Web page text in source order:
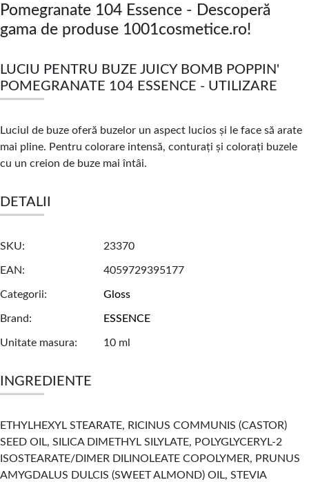
Pomegranate 104 Essence - Descoperă
gama de produse 1001cosmetice.ro!
LUCIU PENTRU BUZE JUICY BOMB POPPIN'
POMEGRANATE 104 ESSENCE - UTILIZARE
Luciul de buze oferă buzelor un aspect lucios și le face să arate
mai pline. Pentru colorare intensă, conturați și colorați buzele
cu un creion de buze mai întâi.
DETALII
SKU 23370
EAN 4059729395177
Categorii Gloss
Brand ESSENCE
Unitate masura 10 ml
INGREDIENTE
ETHYLHEXYL STEARATE, RICINUS COMMUNIS (CASTOR)
SEED OIL, SILICA DIMETHYL SILYLATE, POLYGLYCERYL-2
ISOSTEARATE/DIMER DILINOLEATE COPOLYMER, PRUNUS
AMYGDALUS DULCIS (SWEET ALMOND) OIL, STEVIA